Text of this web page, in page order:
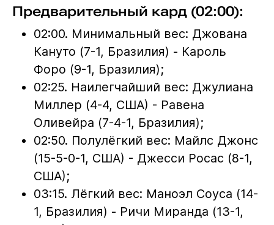
Предварительный кард (02:00):
02:00. Минимальный вес: Джована
Кануто (7-1, Бразилия) - Кароль
Форо (9-1, Бразилия);
02:25. Наилегчайший вес: Джулиана
Миллер (4-4, США) - Равена
Оливейра (7-4-1, Бразилия);
02:50. Полулёгкий вес: Майлс Джонс
(15-5-0-1, США) - Джесси Росас (8-1,
США);
03:15. Лёгкий вес: Маноэл Соуса (14-
1, Бразилия) - Ричи Миранда (13-1,